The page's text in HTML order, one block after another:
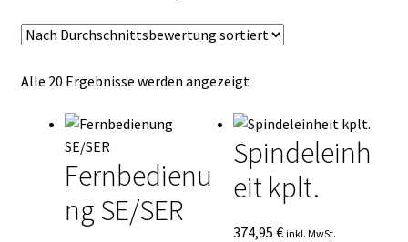
Mein Konto
Mein Konto
Alle 20 Ergebnisse werden angezeigtNach
sortiert
Fernbedienu
ng SE/SER
Spindeleinh
eit kplt.
374,95€ inkl. MwSt.